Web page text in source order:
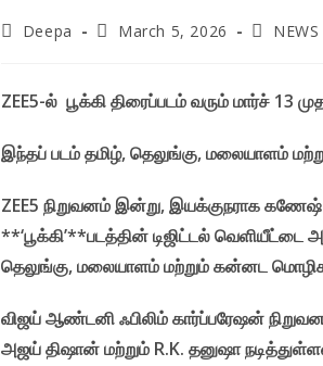
PostDeepa
PostMarch 5, 2026
PostNEWS
ZEE5-ல் பூக்கி திரைப்படம் வரும் மார்ச் 13
இந்தப் படம் தமிழ், தெலுங்கு, மலையாளம்
ZEE5 நிறுவனம் இன்று, இயக்குநராக கணேஷ்
**‘பூக்கி’**படத்தின் டிஜிட்டல் வெளியீட்டை
தெலுங்கு, மலையாளம் மற்றும் கன்னட
விஜய் ஆண்டனி ஃபிலிம் கார்ப்பரேஷன்
அஜய் திஷான் மற்றும் R.K. தனுஷா